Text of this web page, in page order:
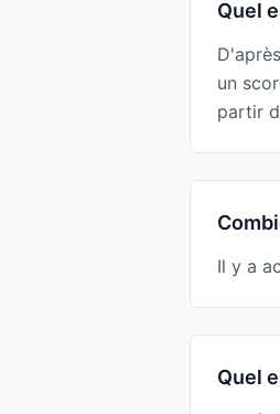
Quel
un
partir
Il y a
Quel